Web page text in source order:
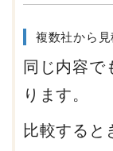
複数社から
同じ内容で
ります。
比較すると